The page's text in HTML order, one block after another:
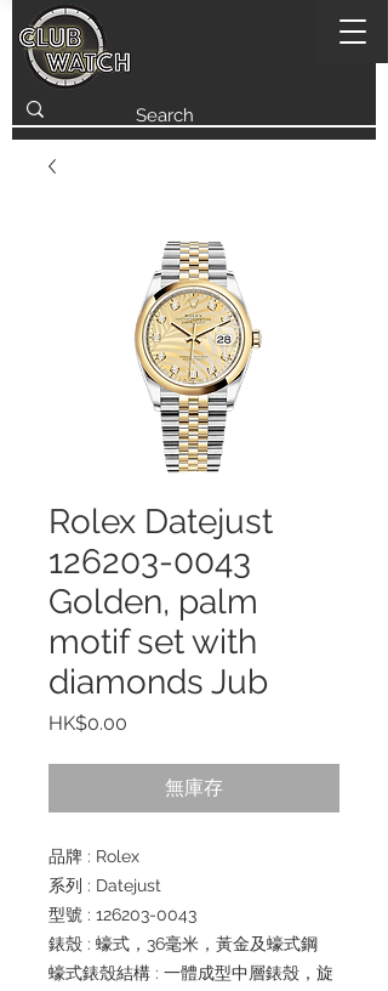
Rolex Datejust
126203-0043
Golden, palm
motif set with
diamonds Jub
HK$0.00
無庫存
品牌 : Rolex
系列 : Datejust
型號 : 126203-0043
錶殼 : 蠔式，36毫米，黃金及蠔式鋼
蠔式錶殼結構 : 一體成型中層錶殼，旋